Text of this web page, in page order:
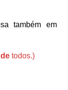
também em
detodos.)